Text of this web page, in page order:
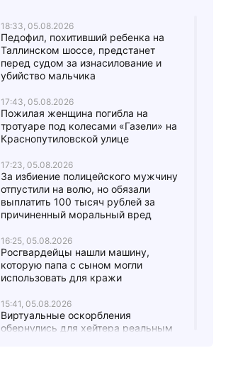
18:33, 05.08.2026
Педофил, похитивший ребенка на
Таллинском шоссе, предстанет
перед судом за изнасилование и
убийство мальчика
17:43, 05.08.2026
Пожилая женщина погибла на
тротуаре под колесами «Газели» на
Краснопутиловской улице
17:23, 05.08.2026
За избиение полицейского мужчину
отпустили на волю, но обязали
выплатить 100 тысяч рублей за
причиненный моральный вред
16:25, 05.08.2026
Росгвардейцы нашли машину,
которую папа с сыном могли
использовать для кражи
15:41, 05.08.2026
Виртуальные оскорбления
обернулись для хейтера реальным